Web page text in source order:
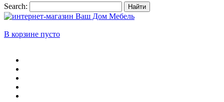
Search: Найти
В корзине пусто